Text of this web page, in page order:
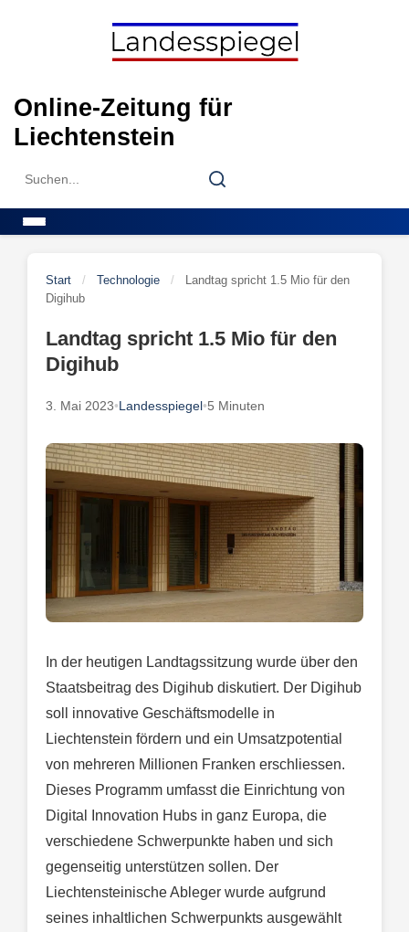
Online-Zeitung für
Liechtenstein
Search
Search
Start / Technologie /
Landtag spricht 1.5 Mio für den
Digihub
Landtag spricht 1.5 Mio für den
Digihub
3. Mai 2023•Landesspiegel•5 Minuten
In der heutigen Landtagssitzung wurde über den
Staatsbeitrag des Digihub diskutiert. Der Digihub
soll innovative Geschäftsmodelle in
Liechtenstein fördern und ein Umsatzpotential
von mehreren Millionen Franken erschliessen.
Dieses Programm umfasst die Einrichtung von
Digital Innovation Hubs in ganz Europa, die
verschiedene Schwerpunkte haben und sich
gegenseitig unterstützen sollen. Der
Liechtensteinische Ableger wurde aufgrund
seines inhaltlichen Schwerpunkts ausgewählt